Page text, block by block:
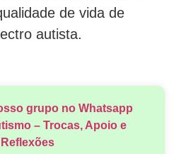
de vida de
autista.
grupo no Whatsapp
– Trocas, Apoio e
Reflexões